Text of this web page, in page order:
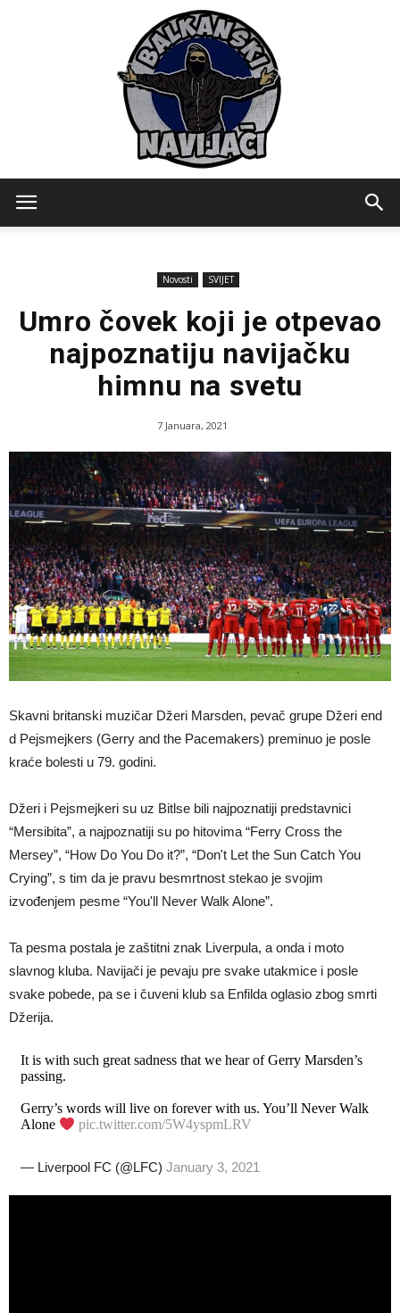
Novosti SVIJET
Umro čovek koji je otpevao
najpoznatiju navijačku
himnu na svetu
7 Januara, 2021
Skavni britanski muzičar Džeri Marsden, pevač grupe Džeri end
d Pejsmejkers (Gerry and the Pacemakers) preminuo je posle
kraće bolesti u 79. godini.
Džeri i Pejsmejkeri su uz Bitlse bili najpoznatiji predstavnici
“Mersibita”, a najpoznatiji su po hitovima “Ferry Cross the
Mersey”, “How Do You Do it?”, “Don't Let the Sun Catch You
Crying”, s tim da je pravu besmrtnost stekao je svojim
izvođenjem pesme “You'll Never Walk Alone”.
Ta pesma postala je zaštitni znak Liverpula, a onda i moto
slavnog kluba. Navijači je pevaju pre svake utakmice i posle
svake pobede, pa se i čuveni klub sa Enfilda oglasio zbog smrti
Džerija.
It is with such great sadness that we hear of Gerry Marsden’s
passing.
Gerry’s words will live on forever with us. You’ll Never Walk
Alone
pic.twitter.com/5W4yspmLRV
— Liverpool FC (@LFC) January 3, 2021